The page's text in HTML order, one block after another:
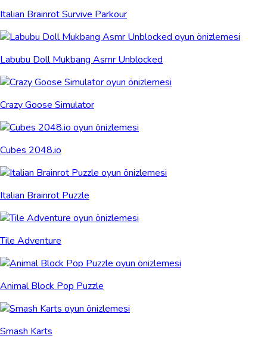
Italian Brainrot Survive Parkour
Labubu Doll Mukbang Asmr Unblocked
Crazy Goose Simulator
Cubes 2048.io
Italian Brainrot Puzzle
Tile Adventure
Animal Block Pop Puzzle
Smash Karts